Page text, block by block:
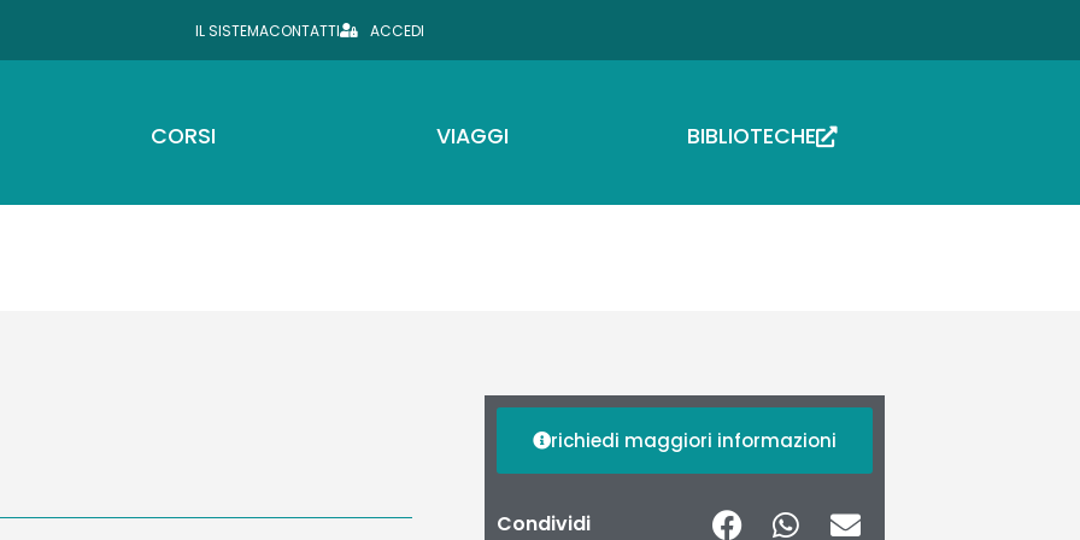
IL SISTEMACONTATTI ACCEDI
CORSI VIAGGI BIBLIOTECHE
richiedi maggiori informazioni
Condividi